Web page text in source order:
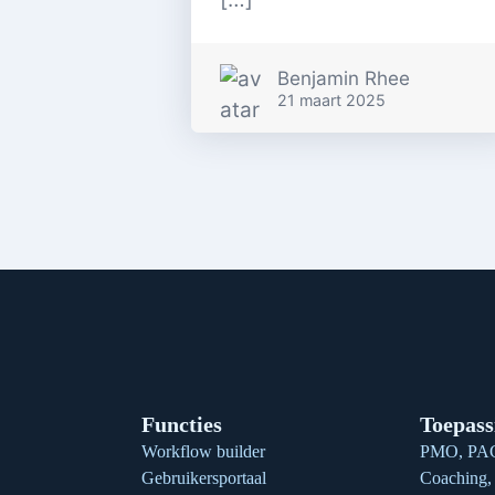
Benjamin Rhee
21 maart 2025
navigatie
Functies
Workflow builder
Gebruikersportaal
PMO,
Coaching,